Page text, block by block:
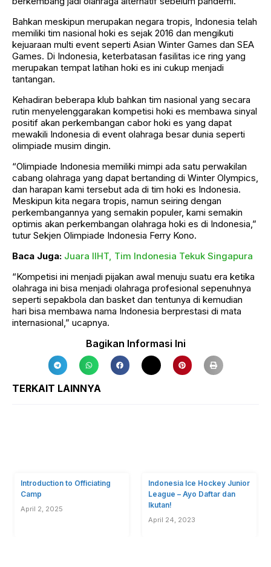
Bahkan meskipun merupakan negara tropis, Indonesia telah
memiliki tim nasional hoki es sejak 2016 dan mengikuti
kejuaraan multi event seperti Asian Winter Games dan SEA
Games. Di Indonesia, keterbatasan fasilitas ice ring yang
merupakan tempat latihan hoki es ini cukup menjadi
tantangan.
Kehadiran beberapa klub bahkan tim nasional yang secara
rutin menyelenggarakan kompetisi hoki es membawa sinyal
positif akan perkembangan cabor hoki es yang dapat
mewakili Indonesia di event olahraga besar dunia seperti
olimpiade musim dingin.
“Olimpiade Indonesia memiliki mimpi ada satu perwakilan
cabang olahraga yang dapat bertanding di Winter Olympics,
dan harapan kami tersebut ada di tim hoki es Indonesia.
Meskipun kita negara tropis, namun seiring dengan
perkembangannya yang semakin populer, kami semakin
optimis akan perkembangan olahraga hoki es di Indonesia,”
tutur Sekjen Olimpiade Indonesia Ferry Kono.
Baca Juga: Juara IIHT, Tim Indonesia Tekuk Singapura
“Kompetisi ini menjadi pijakan awal menuju suatu era ketika
olahraga ini bisa menjadi olahraga profesional sepenuhnya
seperti sepakbola dan basket dan tentunya di kemudian
hari bisa membawa nama Indonesia berprestasi di mata
internasional,” ucapnya.
TERKAIT LAINNYA
Introduction to Officiating
Camp
April 2, 2025
Indonesia Ice Hockey Junior
League – Ayo Daftar dan
Ikutan!
April 24, 2023